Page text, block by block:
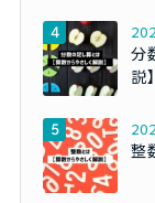
分
説】
整